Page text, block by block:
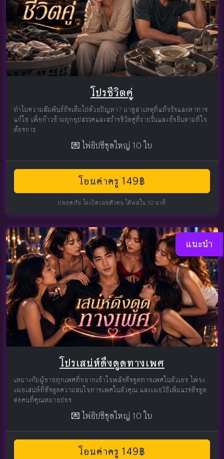
โปรชีวิตคู่
ทำไมความสัมพันธ์ถึงเต็มไปด้วยปัญหา? มาดูสาเหตุที่แท้จริงและหาทาง
แก้ไข เพื่อก้าวข้ามทุกอุปสรรคและสร้างชีวิตคู่ที่ราบรื่นและยั่งยืนตามที่ใจ
ต้องการ
💌 ไพ่ยิปซีชุดใหญ่ 10 ใบ
โอนค่าครู 149฿
ปลอดภัย ไม่เปิดเผยตัวตน ได้ผลใน 10 นาที
แนะนำ
โปรเสน่ห์ดึงดูดทางเพศ
เหมาะกับผู้ชายทุกเพศที่อยากเข้าใจพลังดึงดูดทางเพศในตัวเอง ไพ่จะ
เผยเสน่ห์ที่ดึงดูดความสนใจทางเพศในตัวคุณ และเผยวิธีเพิ่มแรงดึงดูด
ต่อคนที่คุณหมายปอง
💌 ไพ่ยิปซีชุดใหญ่ 10 ใบ
โอนค่าครู 149฿